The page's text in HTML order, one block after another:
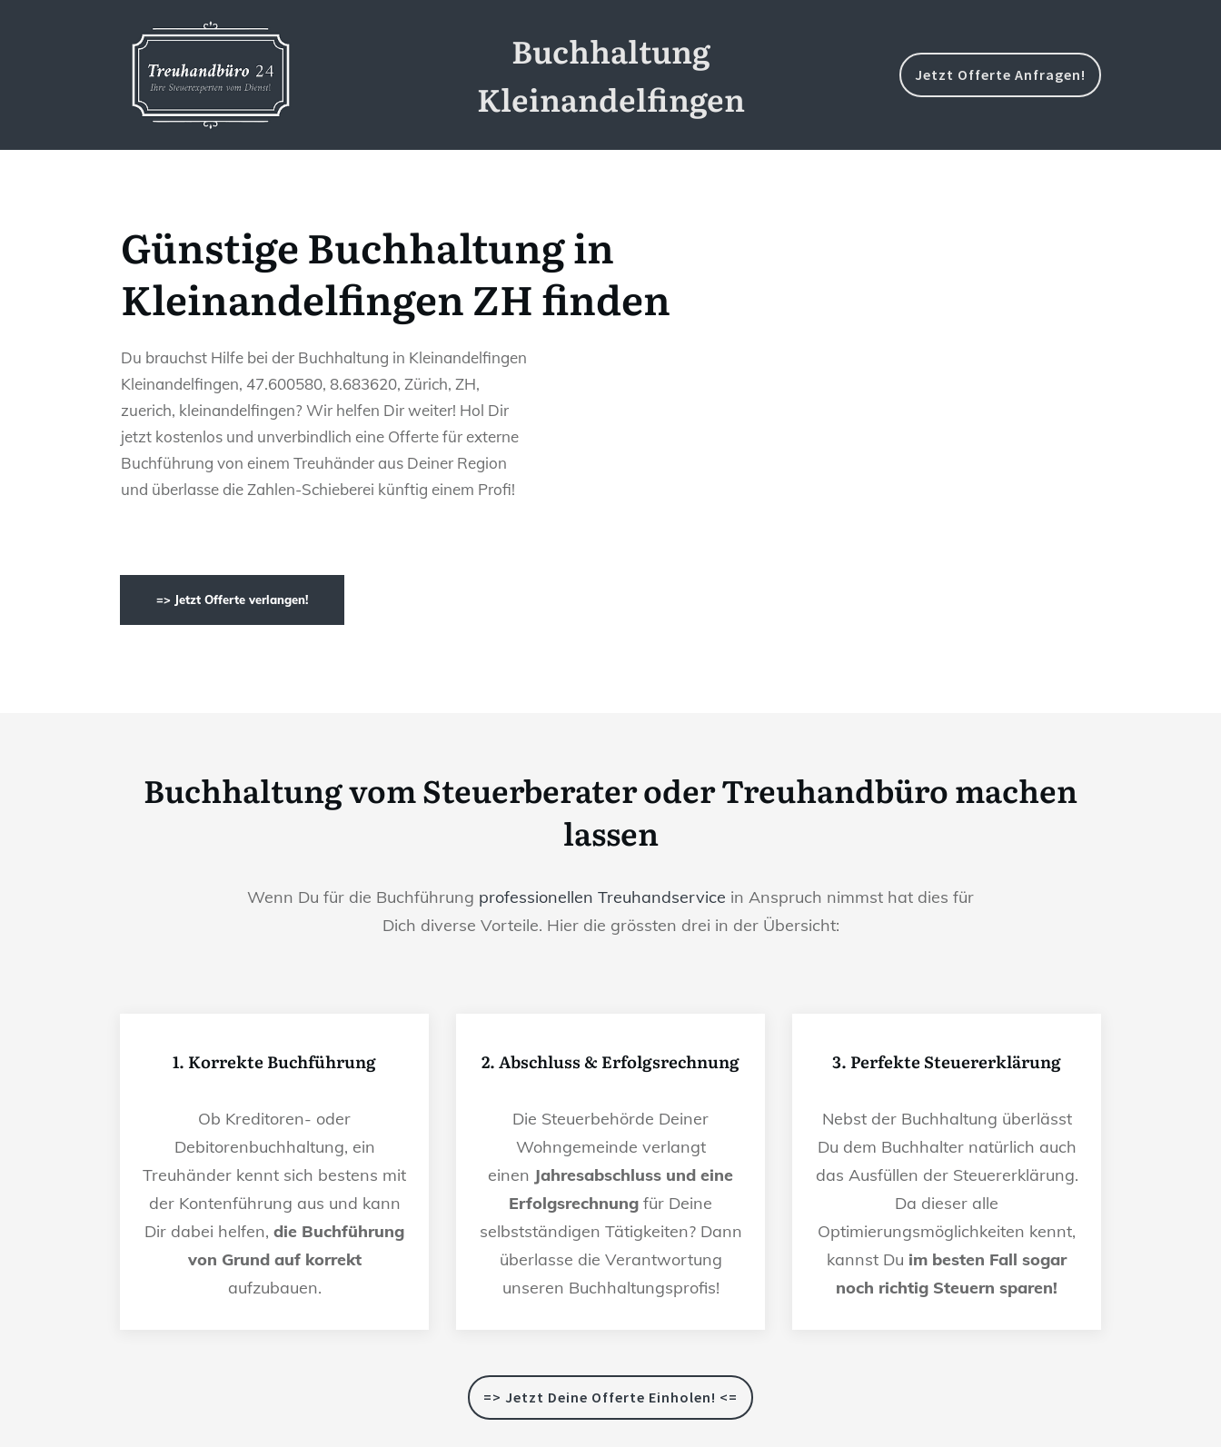
Buchhaltung
Kleinandelfingen
Jetzt Offerte Anfragen!
Günstige Buchhaltung in
Kleinandelfingen ZH finden
Du brauchst Hilfe bei der Buchhaltung in Kleinandelfingen
Kleinandelfingen, 47.600580, 8.683620, Zürich, ZH,
zuerich, kleinandelfingen? Wir helfen Dir weiter! Hol Dir
jetzt kostenlos und unverbindlich eine Offerte für externe
Buchführung von einem Treuhänder aus Deiner Region
und überlasse die Zahlen-Schieberei künftig einem Profi!
=> Jetzt Offerte verlangen!
Buchhaltung vom Steuerberater oder Treuhandbüro machen
lassen
Wenn Du für die Buchführung professionellen Treuhandservice in Anspruch nimmst hat dies für
Dich diverse Vorteile. Hier die grössten drei in der Übersicht:
1. Korrekte Buchführung
Ob Kreditoren- oder
Debitorenbuchhaltung, ein
Treuhänder kennt sich bestens mit
der Kontenführung aus und kann
Dir dabei helfen, die Buchführung
von Grund auf korrekt
aufzubauen.
2. Abschluss & Erfolgsrechnung
Die Steuerbehörde Deiner
Wohngemeinde verlangt
einen Jahresabschluss und eine
Erfolgsrechnung für Deine
selbstständigen Tätigkeiten? Dann
überlasse die Verantwortung
unseren Buchhaltungsprofis!
3. Perfekte Steuererklärung
Nebst der Buchhaltung überlässt
Du dem Buchhalter natürlich auch
das Ausfüllen der Steuererklärung.
Da dieser alle
Optimierungsmöglichkeiten kennt,
kannst Du im besten Fall sogar
noch richtig Steuern sparen!
=> Jetzt Deine Offerte Einholen! <=